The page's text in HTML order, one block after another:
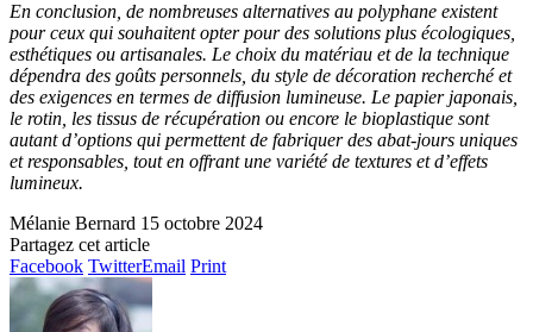
En conclusion, de nombreuses alternatives au polyphane existent
pour ceux qui souhaitent opter pour des solutions plus écologiques,
esthétiques ou artisanales. Le choix du matériau et de la technique
dépendra des goûts personnels, du style de décoration recherché et
des exigences en termes de diffusion lumineuse. Le papier japonais,
le rotin, les tissus de récupération ou encore le bioplastique sont
autant d’options qui permettent de fabriquer des abat-jours uniques
et responsables, tout en offrant une variété de textures et d’effets
lumineux.
Mélanie Bernard 15 octobre 2024
Partagez cet article
Facebook TwitterEmail Print